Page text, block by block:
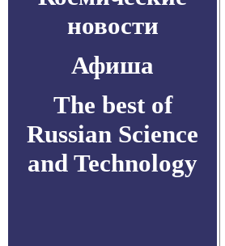
новости
Афиша
The best of
Russian Science
and Technology